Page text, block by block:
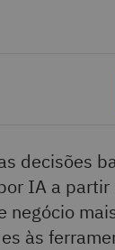
decisões
IA a
negócio
às